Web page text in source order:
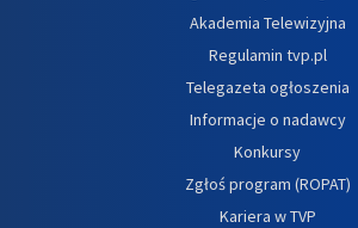
Akademia Telewizyjna
Regulamin tvp.pl
Telegazeta ogłoszenia
Informacje o nadawcy
Konkursy
Zgłoś program (ROPAT)
Kariera w TVP